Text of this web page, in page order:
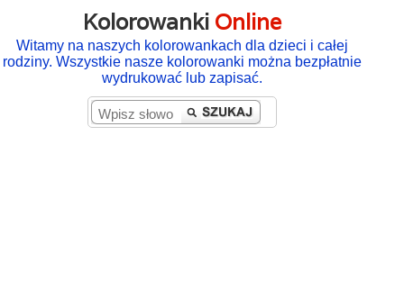
Kolorowanki Online
Witamy na naszych kolorowankach dla dzieci i całej
rodziny. Wszystkie nasze kolorowanki można bezpłatnie
wydrukować lub zapisać.